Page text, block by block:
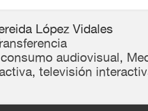
López Vidales
consumo audiovisual,
, televisión